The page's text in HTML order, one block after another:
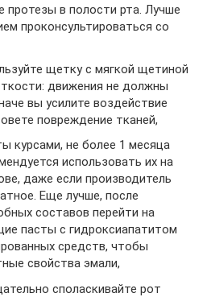
протезы в полости рта. Лучше
проконсультироваться со
щетку с мягкой щетиной
движения не должны
вы усилите воздействие
повреждение тканей,
курсами, не более 1 месяца
использовать их на
даже если производитель
Еще лучше, после
составов перейти на
пасты с гидроксиапатитом
средств, чтобы
свойства эмали,
споласкивайте рот